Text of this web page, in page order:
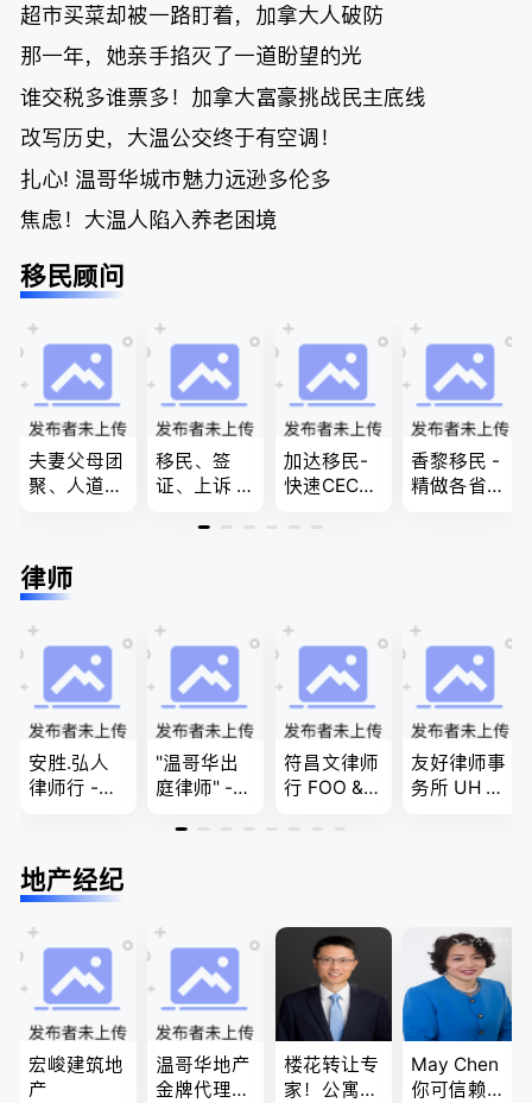
超市买菜却被一路盯着，加拿大人破防
那一年，她亲手掐灭了一道盼望的光
谁交税多谁票多！加拿大富豪挑战民主底线
改写历史，大温公交终于有空调！
扎心! 温哥华城市魅力远逊多伦多
焦虑！大温人陷入养老困境
移民顾问
夫妻父母团
聚、人道移
民难民上诉
疑难问题的
移民签证
、翻译和海
牙认证
移民、签
证、上诉 --
责、全程跟
加达移民-
快速CEC&P
作机会 移
商业移民，
名校申请
香黎移民 -
精做各省省
问题
律师
安胜.弘人
律师行 -
律师行、精
干团队、多
律师、多语
种服务、高
效优质、助
您安心乐
业、胜劵稳
操)
"温哥华出
庭律师" -
务所 - 劳动
纠纷，审判
符昌文律师
行 FOO & C
家庭法, 离
友好律师事
务所 UH LA
姻家庭、遗
嘱遗产
地产经纪
宏峻建筑地
产
温哥华地产
金牌代理经
楼花转让专
家！公寓销
May Chen
你可信赖的